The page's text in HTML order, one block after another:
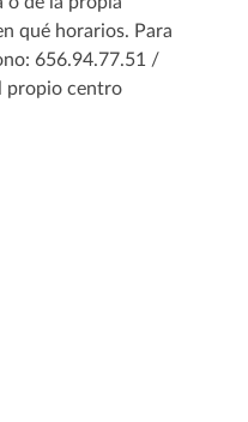
qué horarios. Para
656.94.77.51 /
propio centro